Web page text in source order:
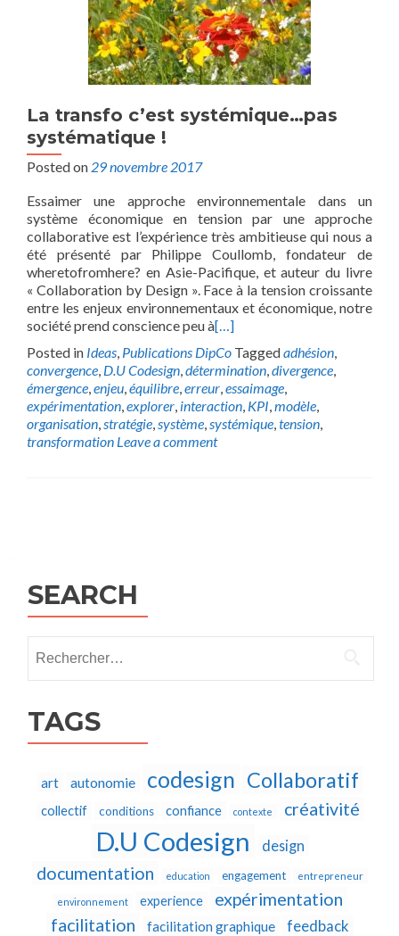
La transfo c’est systémique…pas
systématique !
Posted on 29 novembre 2017
Essaimer une approche environnementale dans un
système économique en tension par une approche
collaborative est l’expérience très ambitieuse qui nous a
été présenté par Philippe Coullomb, fondateur de
wheretofromhere? en Asie-Pacifique, et auteur du livre
« Collaboration by Design ». Face à la tension croissante
entre les enjeux environnementaux et économique, notre
société prend conscience peu à[…]
Posted in Ideas, Publications DipCo Taggedadhésion,
convergence, D.U Codesign,détermination,divergence,
émergence,enjeu,équilibre,erreur,essaimage,
expérimentation,explorer, interaction, KPI,modèle,
organisation,stratégie,système,systémique,tension,
transformation Leave a comment
SEARCH
TAGS
art autonomie codesign Collaboratif
collectif conditions confiance contexte créativité
D.U Codesign design
documentation education engagement entrepreneur
environnement experience
expérimentation
facilitation
facilitation graphique feedback